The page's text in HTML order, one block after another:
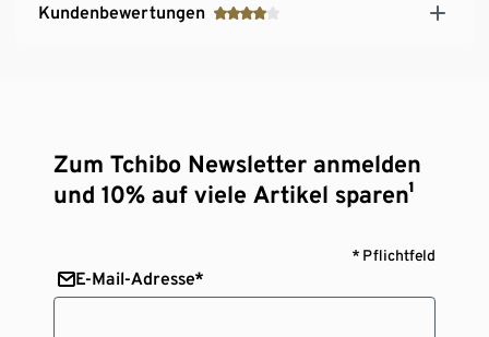
Kundenbewertungen
Zum Tchibo Newsletter anmelden
und 10% auf viele Artikel sparen¹
* Pflichtfeld
E-Mail-Adresse*